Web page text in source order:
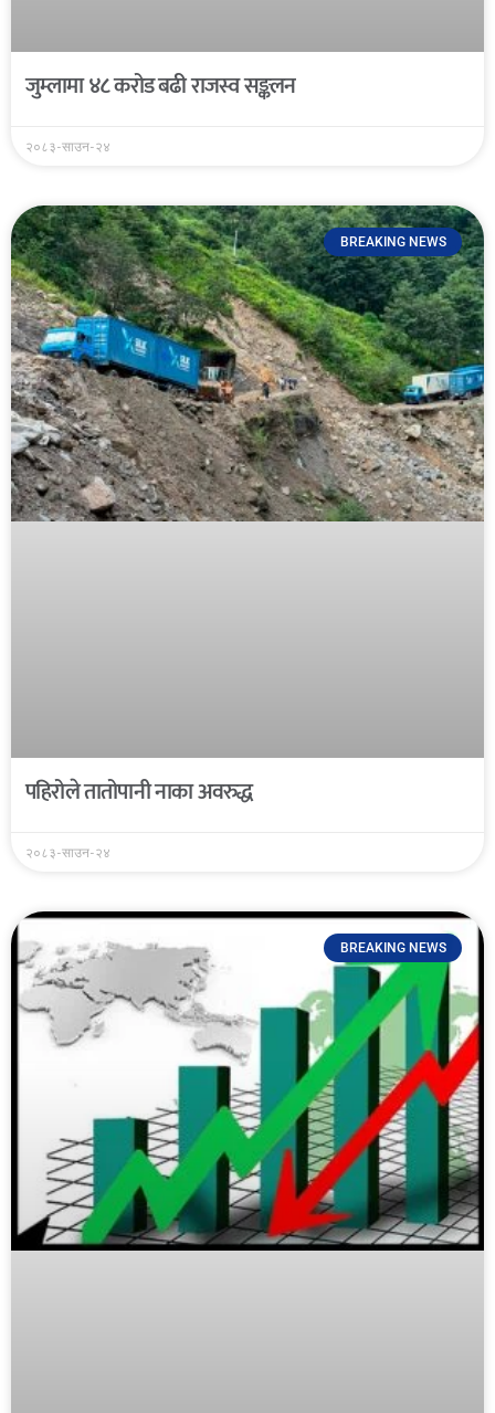
जुम्लामा ४८ करोड बढी राजस्व सङ्कलन
२०८३-साउन-२४
BREAKING NEWS
पहिरोले तातोपानी नाका अवरुद्ध
२०८३-साउन-२४
BREAKING NEWS